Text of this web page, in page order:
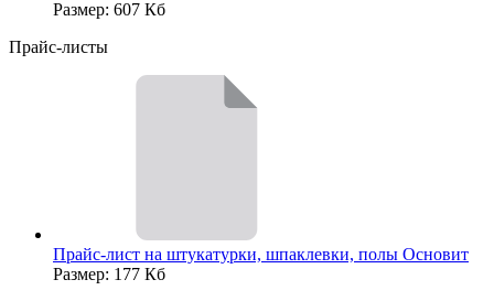
Размер: 607 Кб
Прайс-листы
Прайс-лист на штукатурки, шпаклевки, полы Основит
Размер: 177 Кб